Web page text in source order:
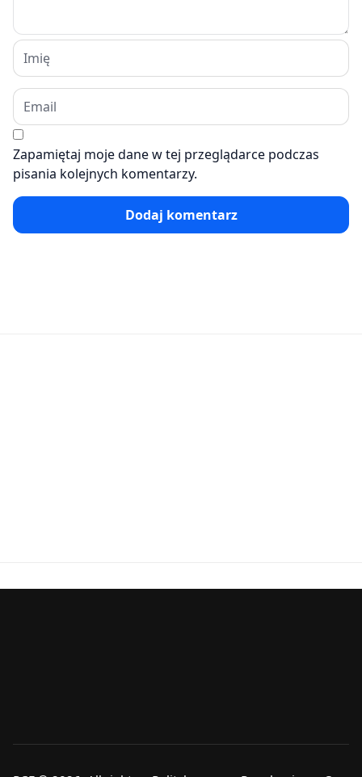
Zapamiętaj moje dane w tej przeglądarce podczas
pisania kolejnych komentarzy.
Dodaj komentarz